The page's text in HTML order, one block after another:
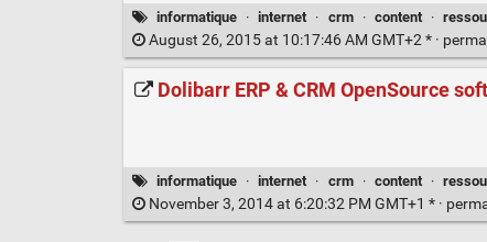
informatique · internet · crm · content ·
August 26, 2015 at 10:17:46 AM GMT+2 * ·
Dolibarr ERP & CRM OpenSource
informatique · internet · crm · content ·
November 3, 2014 at 6:20:32 PM GMT+1 * ·